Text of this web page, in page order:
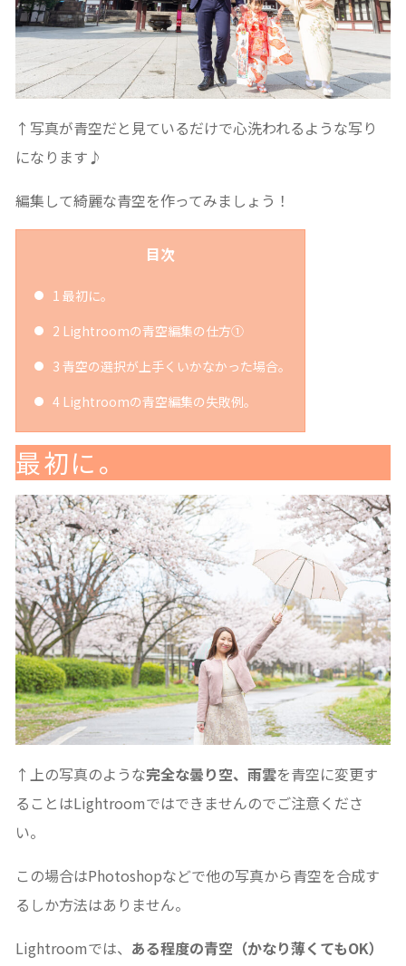
↑写真が青空だと見ているだけで心洗われるような写り
になります♪
編集して綺麗な青空を作ってみましょう！
目次
1 最初に。
2 Lightroomの青空編集の仕方①
3 青空の選択が上手くいかなかった場合。
4Lightroomの青空編集の失敗例。
最初に。
↑上の写真のような完全な曇り空、雨雲を青空に変更す
ることはLightroomではできませんのでご注意くださ
い。
この場合はPhotoshopなどで他の写真から青空を合成す
るしか方法はありません。
Lightroomでは、 ある程度の青空（かなり薄くてもOK）